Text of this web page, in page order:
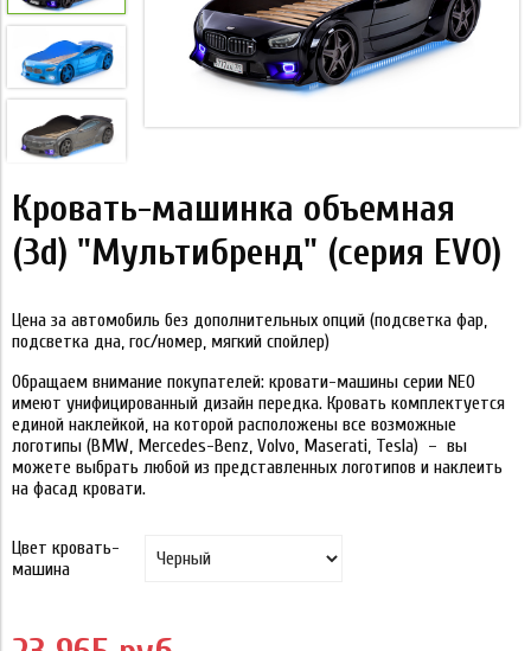
Кровать-машинка объемная
(3d) "Мультибренд" (серия EVO)
Цена за автомобиль без дополнительных опций (подсветка фар,
подсветка дна, гос/номер, мягкий спойлер)
Обращаем внимание покупателей: кровати-машины серии NEO
имеют унифицированный дизайн передка. Кровать комплектуется
единой наклейкой, на которой расположены все возможные
логотипы (BMW, Mercedes-Benz, Volvo, Maserati, Tesla) – вы
можете выбрать любой из представленных логотипов и наклеить
на фасад кровати.
Цвет кровать-
машина